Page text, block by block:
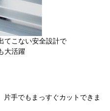
てこない安全設計で
大活躍
手でもまっすぐカットできま